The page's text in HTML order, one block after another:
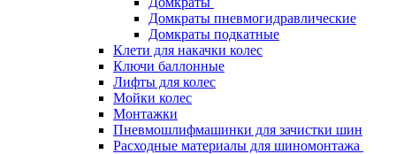
Домкраты пневмогидравлические
Домкраты подкатные
Клети для накачки колес
Ключи баллонные
Лифты для колес
Мойки колес
Монтажки
Пневмошлифмашинки для зачистки шин
Расходные материалы для шиномонтажа